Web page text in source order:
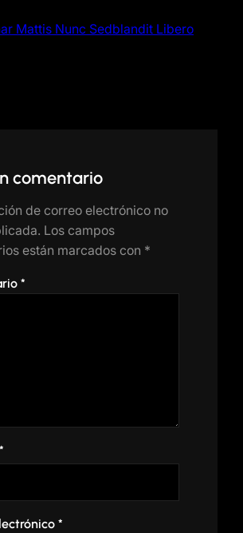
Mattis Nunc Sedblandit Libero
comentario
de correo electrónico no
Los campos
están marcados con *
*
*
*